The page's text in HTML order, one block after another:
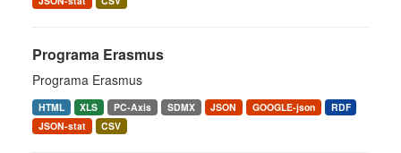
Programa Erasmus
Programa Erasmus
HTML XLS PC-Axis SDMX JSON GOOGLE-json
RDF
JSON-stat
CSV